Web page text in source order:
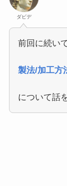
ダビデ
前回に続い
製法/加工方
について話